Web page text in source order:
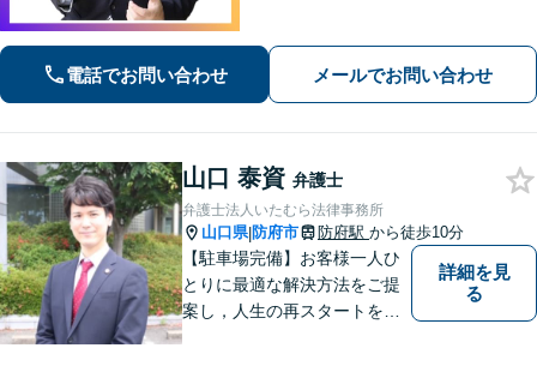
着した事務所です。お気軽にご相談く
電話でお問い合わせ メールでお問い合わせ
山口 泰資 弁護士
弁護士法人いたむら法律事務所
山口県|防府市 防府駅 から徒歩10分
【駐車場完備】お客様一人ひ
とりに最適な解決方法をご提
案し，人生の再スタートをお
詳細を見
る